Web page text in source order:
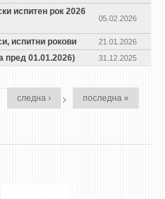
испитен рок 2026
05.02.2026
испитни рокови 21.01.2026
пред 01.01.2026) 31.12.2025
следна › последна »